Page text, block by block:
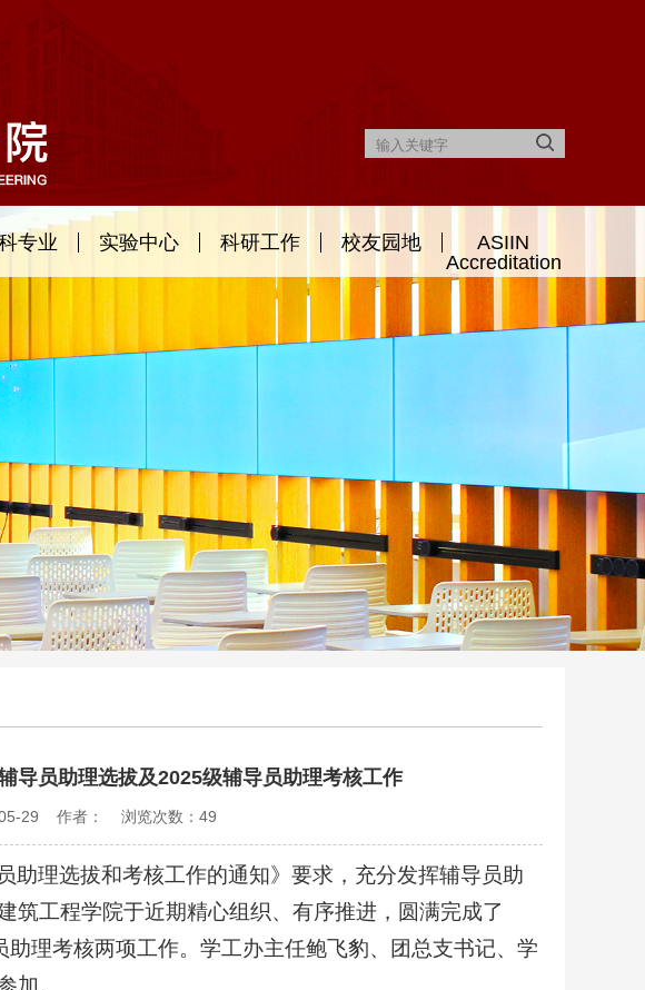
专业 实验中心 科研工作 校友园地
ASIIN
Accreditation
导员助理选拔及2025级辅导员助理考核工作
05-29 作者： 浏览次数： 49
助理选拔和考核工作的通知》要求，充分发挥辅导员助
筑工程学院于近期精心组织、有序推进，圆满完成了
理考核两项工作。学工办主任鲍飞豹、团总支书记、学
加。